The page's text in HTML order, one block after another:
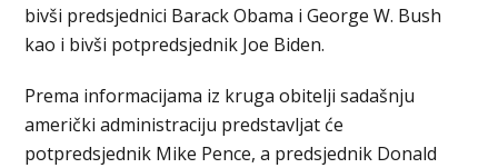
bivši predsjednici Barack Obama i George W. Bush
kao i bivši potpredsjednik Joe Biden.
Prema informacijama iz kruga obitelji sadašnju
američki administraciju predstavljat će
potpredsjednik Mike Pence, a predsjednik Donald